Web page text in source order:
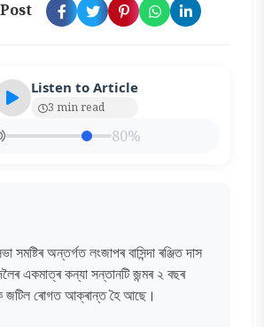
Listen to Article
3 min read
80%
সমষ্টিৰ অন্তৰ্গত লংজাপৰ বাসিন্দা ৰঞ্জিত দাস
একমাত্ৰ কন্যা সন্তানটি জন্মৰ ২ বছৰ
জটিল ৰোগত আক্ৰান্ত হৈ আছে।